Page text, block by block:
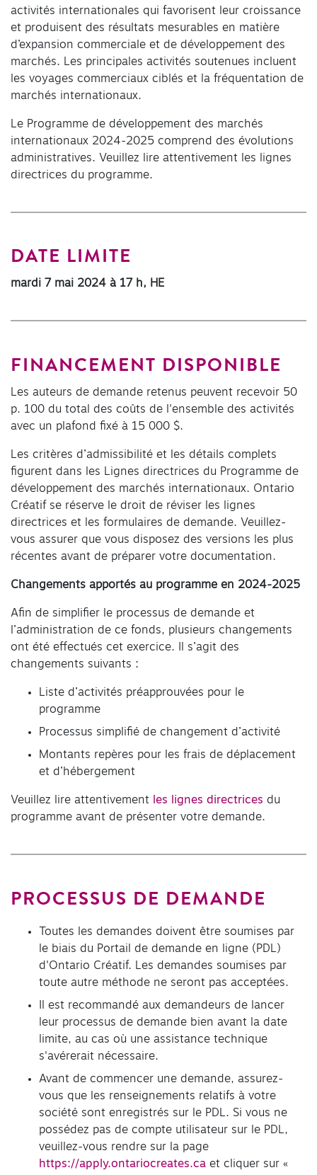
activités internationales qui favorisent leur croissance
et produisent des résultats mesurables en matière
d’expansion commerciale et de développement des
marchés. Les principales activités soutenues incluent
les voyages commerciaux ciblés et la fréquentation de
marchés internationaux.
Le Programme de développement des marchés
internationaux 2024-2025 comprend des évolutions
administratives. Veuillez lire attentivement les lignes
directrices du programme.
DATE LIMITE
mardi 7 mai 2024 à 17 h, HE
FINANCEMENT DISPONIBLE
Les auteurs de demande retenus peuvent recevoir 50
p. 100 du total des coûts de l'ensemble des activités
avec un plafond fixé à 15 000 $.
Les critères d’admissibilité et les détails complets
figurent dans les Lignes directrices du Programme de
développement des marchés internationaux. Ontario
Créatif se réserve le droit de réviser les lignes
directrices et les formulaires de demande. Veuillez-
vous assurer que vous disposez des versions les plus
récentes avant de préparer votre documentation.
Changements apportés au programme en 2024-2025
Afin de simplifier le processus de demande et
l’administration de ce fonds, plusieurs changements
ont été effectués cet exercice. Il s’agit des
changements suivants :
Liste d’activités préapprouvées pour le
programme
Processus simplifié de changement d’activité
Montants repères pour les frais de déplacement
et d’hébergement
Veuillez lire attentivement les lignes directrices du
programme avant de présenter votre demande.
PROCESSUS DE DEMANDE
Toutes les demandes doivent être soumises par
le biais du Portail de demande en ligne (PDL)
d'Ontario Créatif. Les demandes soumises par
toute autre méthode ne seront pas acceptées.
Il est recommandé aux demandeurs de lancer
leur processus de demande bien avant la date
limite, au cas où une assistance technique
s'avérerait nécessaire.
Avant de commencer une demande, assurez-
vous que les renseignements relatifs à votre
société sont enregistrés sur le PDL. Si vous ne
possédez pas de compte utilisateur sur le PDL,
veuillez-vous rendre sur la page
https://apply.ontariocreates.ca et cliquer sur «